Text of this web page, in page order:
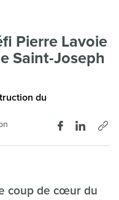
Pierre Lavoie
Saint-Joseph
du
coup de cœur du